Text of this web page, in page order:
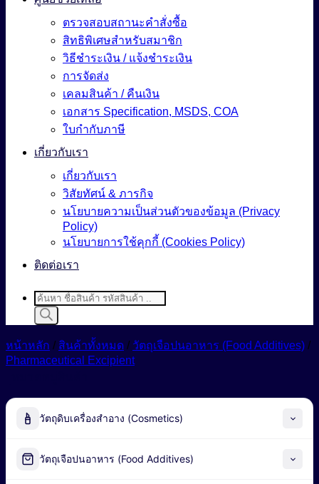
ตรวจสอบสถานะคำสั่งซื้อ
สิทธิพิเศษสำหรับสมาชิก
วิธีชำระเงิน / แจ้งชำระเงิน
การจัดส่ง
เคลมสินค้า / คืนเงิน
เอกสาร Specification, MSDS, COA
ใบกำกับภาษี
เกี่ยวกับเรา
เกี่ยวกับเรา
วิสัยทัศน์ & ภารกิจ
นโยบายความเป็นส่วนตัวของข้อมูล (Privacy
Policy)
นโยบายการใช้คุกกี้ (Cookies Policy)
ติดต่อเรา
Products
search
หน้าหลัก / สินค้าทั้งหมด / วัตถุเจือปนอาหาร (Food Additives) /
Pharmaceutical Excipient
วัตถุดิบเครื่องสำอาง (Cosmetics)
Alpha-Arbutin
วัตถุเจือปนอาหาร (Food Additives)